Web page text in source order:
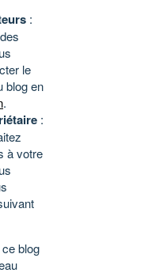
:
le
blog en
.
:
à votre
blog